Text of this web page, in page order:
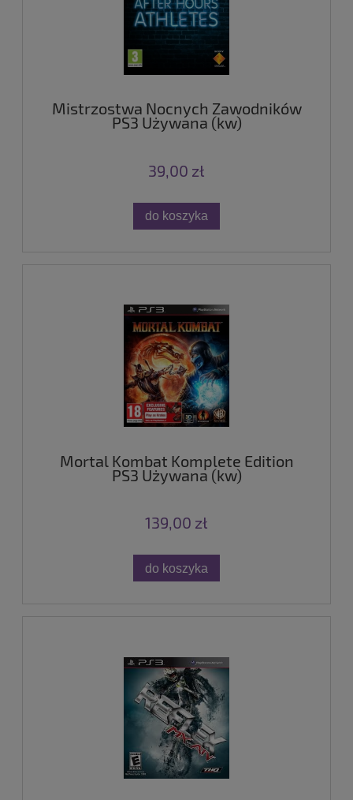
Mistrzostwa Nocnych Zawodników
PS3 Używana (kw)
39,00 zł
do koszyka
Mortal Kombat Komplete Edition
PS3 Używana (kw)
139,00 zł
do koszyka